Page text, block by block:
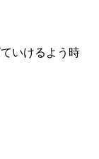
いけるよう時